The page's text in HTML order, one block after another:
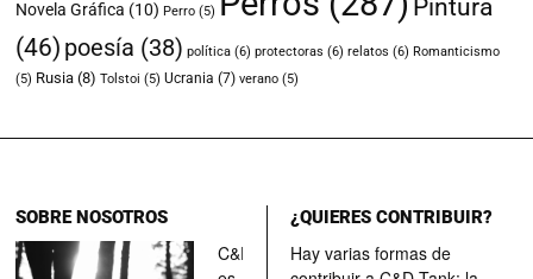
Novela Gráfica (10) Perro (5)
Pintura
(46) poesía (38) política (6) protectoras (6) relatos (6) Romanticismo
(5) Rusia (8) Tolstoi (5) Ucrania (7) verano (5)
SOBRE NOSOTROS
C&D Tank
¿QUIERES CONTRIBUIR?
Hay varias formas de